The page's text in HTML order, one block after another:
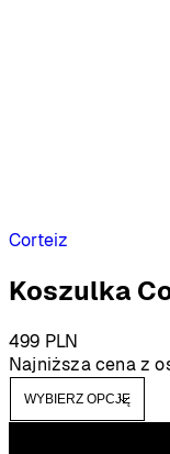
Corteiz
Koszulka
499 PLN
Najniższa cena z